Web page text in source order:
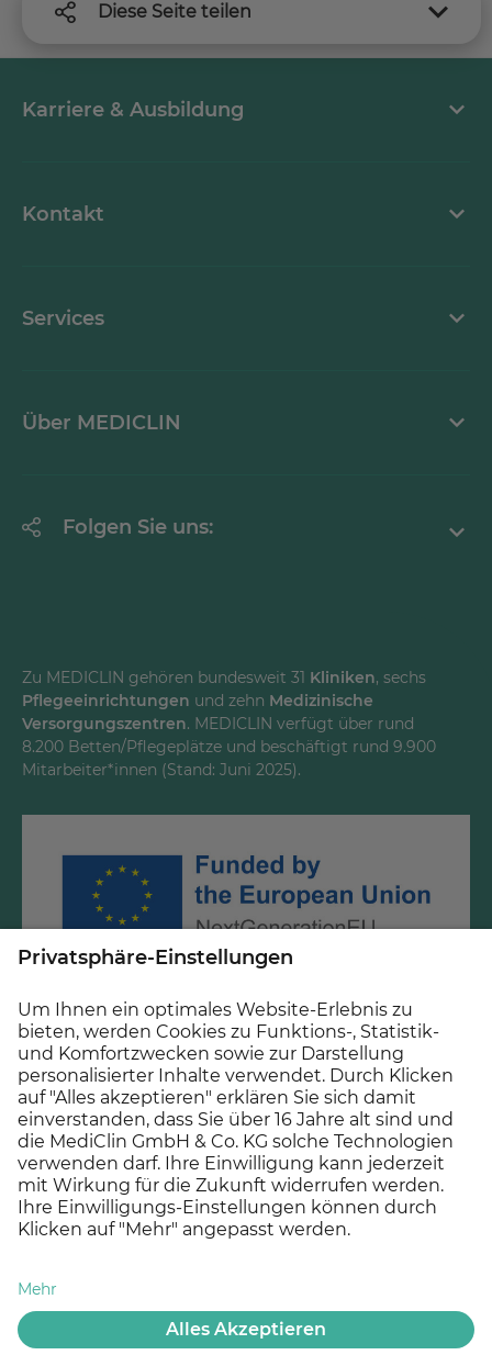
Diese Seite teilen
Karriere & Ausbildung
Kontakt
Services
Über MEDICLIN
Folgen Sie uns:
Youtube
Zu MEDICLIN gehören bundesweit 31 Kliniken, sechs
Pflegeeinrichtungen und zehn Medizinische
Versorgungszentren. MEDICLIN verfügt über rund
8.200 Betten/Pflegeplätze und beschäftigt rund 9.900
Mitarbeiter*innen (Stand: Juni 2025).
beim Bundesamt für Soziale Sicherung und des Landes
Baden-Württemberg.
© 2026 MEDICLIN AG, Offenburg - Ein Unternehmen der
Asklepios Gruppe
Datenschutz